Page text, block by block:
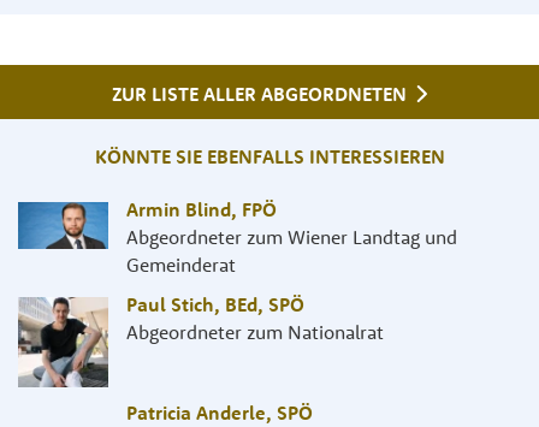
ZUR LISTE ALLER ABGEORDNETEN
KÖNNTE SIE EBENFALLS INTERESSIEREN
Armin Blind, FPÖ
Abgeordneter zum Wiener Landtag und
Gemeinderat
Paul Stich, BEd, SPÖ
Abgeordneter zum Nationalrat
Patricia Anderle, SPÖ